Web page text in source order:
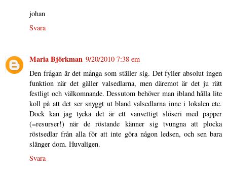
johan
Svara
Maria Björkman 9/20/2010 7:38 em
Den frågan är det många som ställer sig. Det fyller absolut ingen
funktion när det gäller valsedlarna, men däremot är det ju rätt
festligt och välkomnande. Dessutom behöver man ibland hålla lite
koll på att det ser snyggt ut bland valsedlarna inne i lokalen etc.
Dock kan jag tycka det är ett vanvettigt slöseri med papper
(=resurser!) när de röstande känner sig tvungna att plocka
röstsedlar från alla för att inte göra någon ledsen, och sen bara
slänger dom. Huvaligen.
Svara